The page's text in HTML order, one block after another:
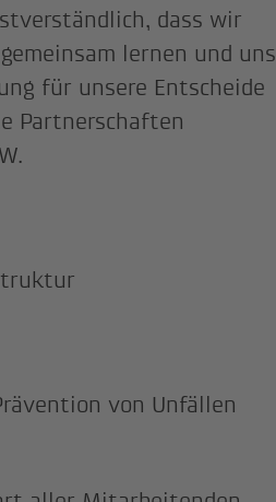
dass wir
lernen und uns
für unsere Entscheide
Partnerschaften
von Unfällen